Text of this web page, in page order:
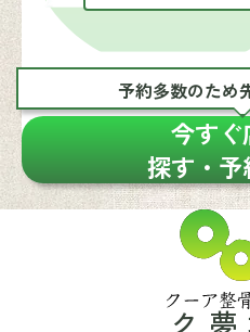
予約多数のため
今す
探す・